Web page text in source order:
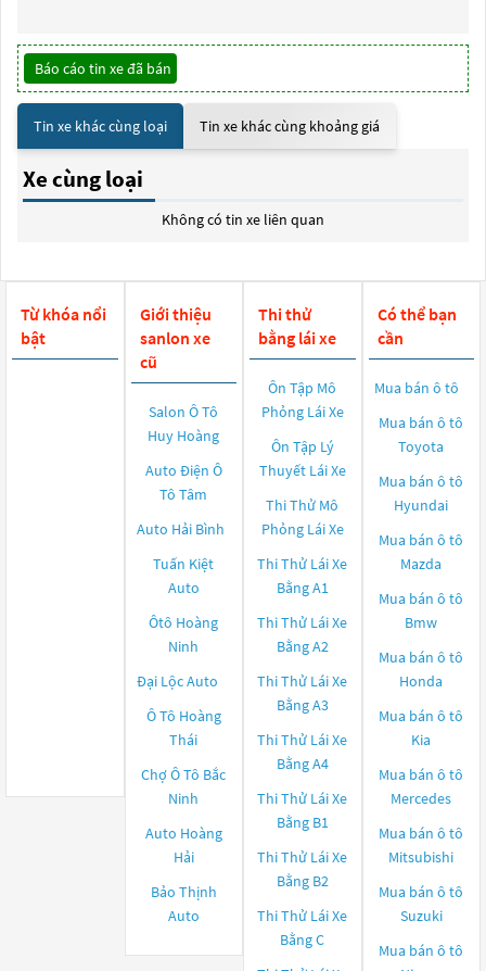
Báo cáo tin xe đã bán
Tin xe khác cùng loại Tin xe khác cùng khoảng giá
Xe cùng loại
Không có tin xe liên quan
Từ khóa nổi
bật
Giới thiệu
sanlon xe
cũ
Salon Ô Tô
Huy Hoàng
Auto Điện Ô
Tô Tâm
Auto Hải Bình
Tuấn Kiệt
Auto
Ôtô Hoàng
Ninh
Đại Lộc Auto
Ô Tô Hoàng
Thái
Chợ Ô Tô Bắc
Ninh
Auto Hoàng
Hải
Bảo Thịnh
Auto
Thi thử
bằng lái xe
Ôn Tập Mô
Phỏng Lái Xe
Ôn Tập Lý
Thuyết Lái Xe
Thi Thử Mô
Phỏng Lái Xe
Thi Thử Lái Xe
Bằng A1
Thi Thử Lái Xe
Bằng A2
Thi Thử Lái Xe
Bằng A3
Thi Thử Lái Xe
Bằng A4
Thi Thử Lái Xe
Bằng B1
Thi Thử Lái Xe
Bằng B2
Thi Thử Lái Xe
Bằng C
Có thể bạn
cần
Mua bán ô tô
Mua bán ô tô
Toyota
Mua bán ô tô
Hyundai
Mua bán ô tô
Mazda
Mua bán ô tô
Bmw
Mua bán ô tô
Honda
Mua bán ô tô
Kia
Mua bán ô tô
Mercedes
Mua bán ô tô
Mitsubishi
Mua bán ô tô
Suzuki
Mua bán ô tô